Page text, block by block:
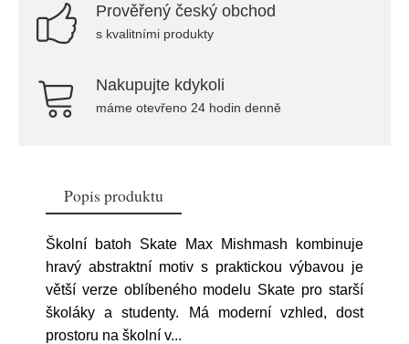
Prověřený český obchod
s kvalitními produkty
Nakupujte kdykoli
máme otevřeno 24 hodin denně
Popis produktu
Školní batoh Skate Max Mishmash kombinuje
hravý abstraktní motiv s praktickou výbavou je
větší verze oblíbeného modelu Skate pro starší
školáky a studenty. Má moderní vzhled, dost
prostoru na školní v...